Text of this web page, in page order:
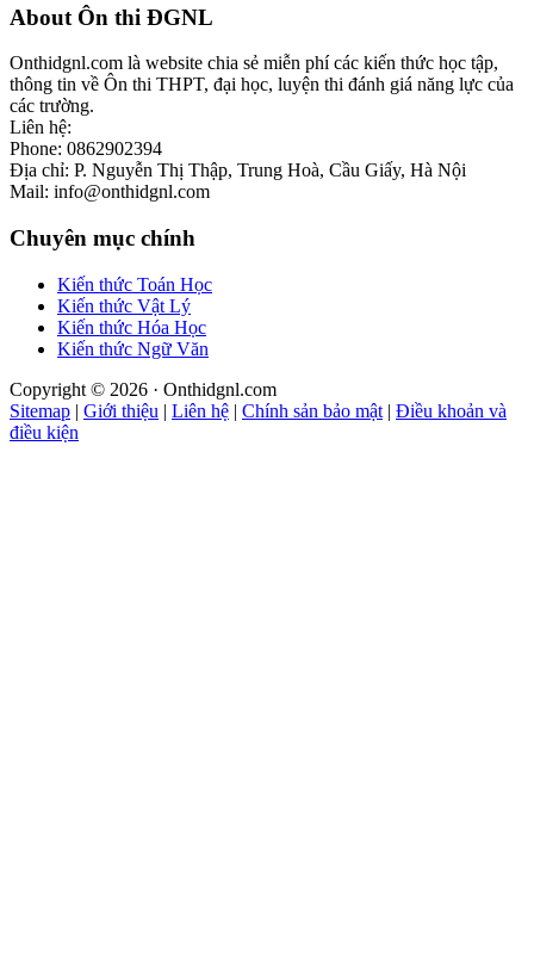
Footer
About Ôn thi ĐGNL
Onthidgnl.com là website chia sẻ miễn phí các kiến thức học tập,
thông tin về Ôn thi THPT, đại học, luyện thi đánh giá năng lực của
các trường.
Liên hệ:
Phone: 0862902394
Địa chỉ: P. Nguyễn Thị Thập, Trung Hoà, Cầu Giấy, Hà Nội
Mail: info@onthidgnl.com
Chuyên mục chính
Kiến thức Toán Học
Kiến thức Vật Lý
Kiến thức Hóa Học
Kiến thức Ngữ Văn
Copyright © 2026 · Onthidgnl.com
Sitemap | Giới thiệu | Liên hệ | Chính sản bảo mật | Điều khoản và
điều kiện